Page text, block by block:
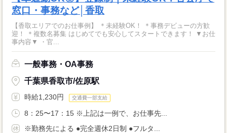
窓口・事務など│香取
【香取エリアでのお仕事例】 ＊未経験OK！ ＊事務デビューの方歓
迎！ ＊複数名募集 はじめてでも安心してスタートできます！ ▼お仕
事内容▼ ・官...
一般事務・OA事務
千葉県香取市/佐原駅
時給1,230円 交通費一部支給
8：25〜17：15 ※上記は一例で、お仕事先...
※勤務先による ●完全週休2日制 ●フルタ...